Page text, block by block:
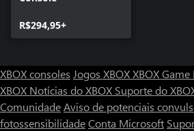
R$294,95+
XBOX consoles Jogos XBOXXBOX Game
XBOX Notícias do XBOX Suporte do
ComunidadeAviso de potenciais
fotossensibilidadeConta Microsoft